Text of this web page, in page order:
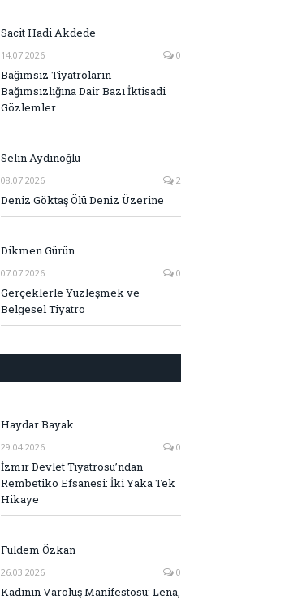
Sacit Hadi Akdede
14.07.2026 0
Bağımsız Tiyatroların
Bağımsızlığına Dair Bazı İktisadi
Gözlemler
Selin Aydınoğlu
08.07.2026 2
Deniz Göktaş Ölü Deniz Üzerine
Dikmen Gürün
07.07.2026 0
Gerçeklerle Yüzleşmek ve
Belgesel Tiyatro
Haydar Bayak
29.04.2026 0
İzmir Devlet Tiyatrosu’ndan
Rembetiko Efsanesi: İki Yaka Tek
Hikaye
Fuldem Özkan
26.03.2026 0
Kadının Varoluş Manifestosu: Lena,